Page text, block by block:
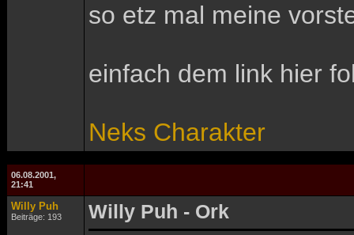
so etz mal meine
einfach dem link hier
Neks Charakter
06.08.2001,
21:41
Willy Puh
Beiträge: 193 Willy Puh - Ork